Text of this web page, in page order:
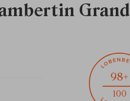
Grand
98+
100